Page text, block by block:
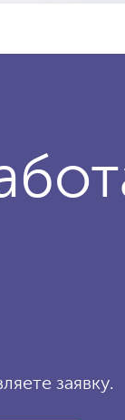
заявку.